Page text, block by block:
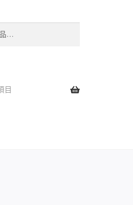
目